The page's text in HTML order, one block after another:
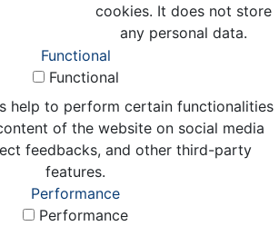
cookies. It does not store
any personal data.
Functional
Functional
help to perform certain functionalities
of the website on social media
feedbacks, and other third-party
features.
Performance
Performance